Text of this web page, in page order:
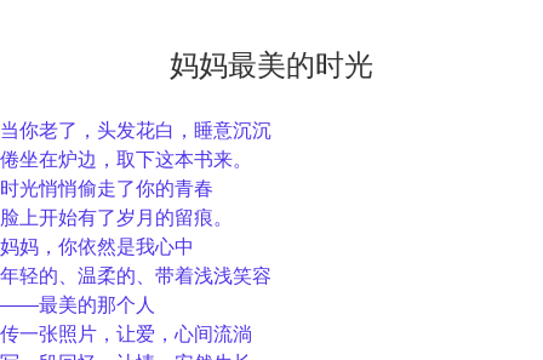
妈妈最美的时光
当你老了，头发花白，睡意沉沉
倦坐在炉边，取下这本书来。
时光悄悄偷走了你的青春
脸上开始有了岁月的留痕。
妈妈，你依然是我心中
年轻的、温柔的、带着浅浅笑容
——最美的那个人
传一张照片，让爱，心间流淌